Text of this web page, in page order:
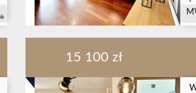
15 100 zł